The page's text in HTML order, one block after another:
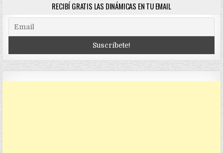
RECIBÍ GRATIS LAS DINÁMICAS EN TU EMAIL